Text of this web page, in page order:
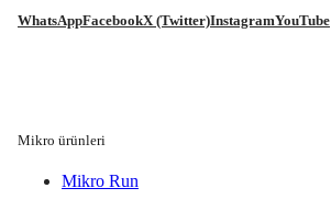
WhatsAppFacebookX (Twitter)InstagramYouTube
Mikro ürünleri
Mikro Run